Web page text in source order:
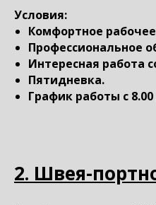
Условия:
Комфортное
Профессиональное
Интересная работа
Пятидневка.
График работы с 8.00
2. Швея-